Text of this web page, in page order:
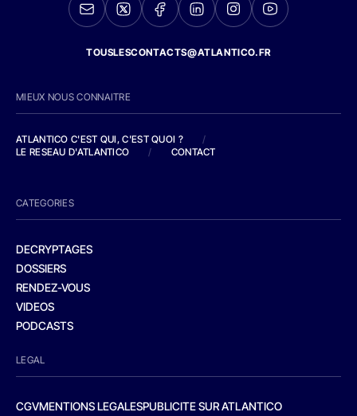
TOUSLESCONTACTS@ATLANTICO.FR
MIEUX NOUS CONNAITRE
ATLANTICO C'EST QUI, C'EST QUOI ?
/
LE RESEAU D'ATLANTICO
/ CONTACT
CATEGORIES
DECRYPTAGES
DOSSIERS
RENDEZ-VOUS
VIDEOS
PODCASTS
LEGAL
CGVMENTIONS LEGALESPUBLICITE SUR ATLANTICO